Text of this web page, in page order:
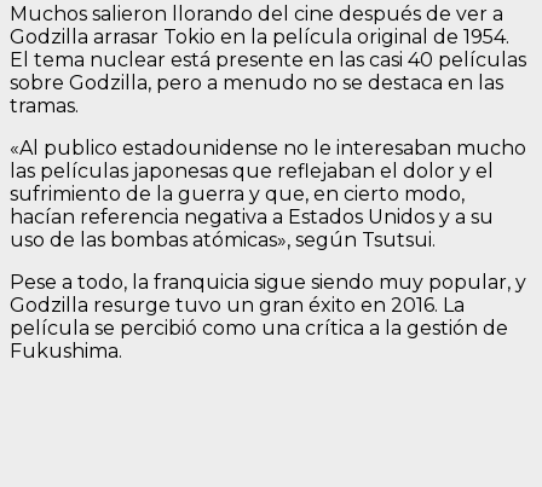
Muchos salieron llorando del cine después de ver a
Godzilla arrasar Tokio en la película original de 1954.
El tema nuclear está presente en las casi 40 películas
sobre Godzilla, pero a menudo no se destaca en las
tramas.
«Al publico estadounidense no le interesaban mucho
las películas japonesas que reflejaban el dolor y el
sufrimiento de la guerra y que, en cierto modo,
hacían referencia negativa a Estados Unidos y a su
uso de las bombas atómicas», según Tsutsui.
Pese a todo, la franquicia sigue siendo muy popular, y
Godzilla resurge tuvo un gran éxito en 2016. La
película se percibió como una crítica a la gestión de
Fukushima.